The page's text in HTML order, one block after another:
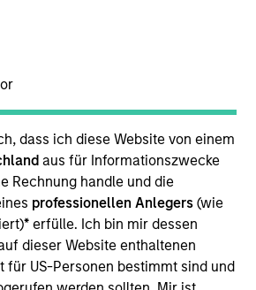
dass ich diese Website von einem
aus für Informationszwecke
Rechnung handle und die
professionellen Anlegers(wie
* erfülle. Ich bin mir dessen
dieser Website enthaltenen
für US-Personen bestimmt sind und
high net worth and
access to multi-manager and
futures investment
when our strategies
traditional and alternative